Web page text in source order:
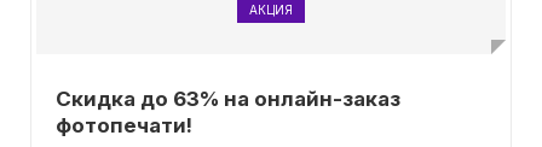
АКЦИЯ
Скидка до 63% на онлайн-заказ
фотопечати!